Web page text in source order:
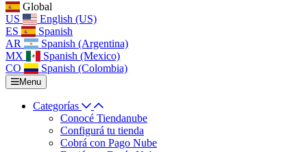
Global
US
English (US)
ES
Spanish
AR
Spanish (Argentina)
MX
Spanish (Mexico)
CO
Spanish (Colombia)
Menu
Categorías
Conocé Tiendanube
Configurá tu tienda
Cobrá con Pago Nube